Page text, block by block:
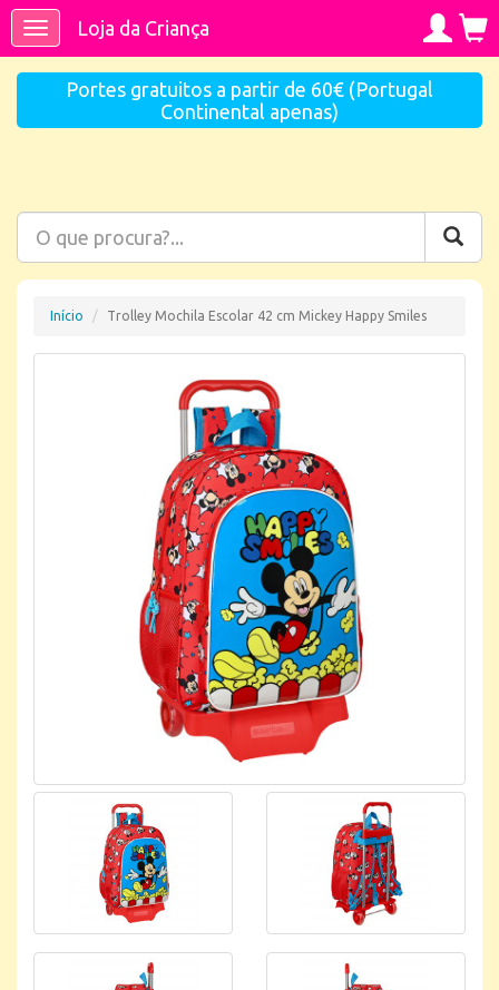
ToggleLoja da Criança
Portes gratuitos a partir de 60€ (Portugal
Continental apenas)
Início Trolley Mochila Escolar 42 cm Mickey Happy Smiles